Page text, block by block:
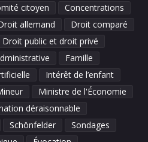
citoyen
Concentrations
allemand
Droit comparé
Droit public et droit privé
Famille
Intérêt de l’enfant
Ministre de l'Économie
déraisonnable
Schönfelder
Sondages